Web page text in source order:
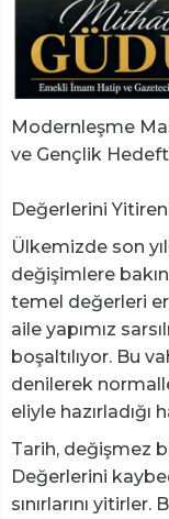
Modernleşme
ve Gençlik
Değerlerini
​Ülkemizde son
değişimlere
temel değerleri
aile yapımız
boşaltılıyor. Bu
denilerek
eliyle hazırladığı
Tarih, değişmez
Değerlerini
sınırlarını